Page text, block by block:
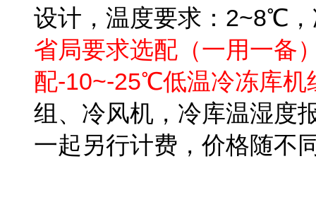
设计，温度要求： 2~8℃，
省局要求选配（一用一备
配-10~-25℃低温冷冻库机
组、冷风机，冷库温湿度
一起另行计费，价格随不